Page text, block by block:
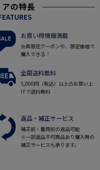
の特長
お買い得情報満載
会員限定クーポンや、限定価格で
購入できる！
全国送料無料
5,000円（税込）以上のお買い上
げで送料無料
返品・補正サービス
補正前・着用前の返品可能
※一部返品不可商品あり購入時の
補正サービスも承ります。